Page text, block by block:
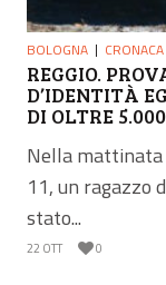
BOLOGNA CRONACA
REGGIO.
D’IDENTITÀ
DI OLTRE
Nella
11, un ragazzo
stato...
22 OTT 0